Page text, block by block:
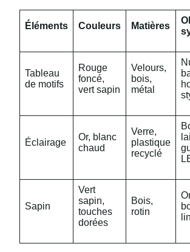
Éléments Couleurs Matières
Tableau
de motifs
Rouge
foncé,
vert sapin
Velours,
bois,
métal
Éclairage
Or, blanc
chaud
Verre,
plastique
recyclé
Sapin
Vert
sapin,
touches
dorées
Bois,
rotin
lin